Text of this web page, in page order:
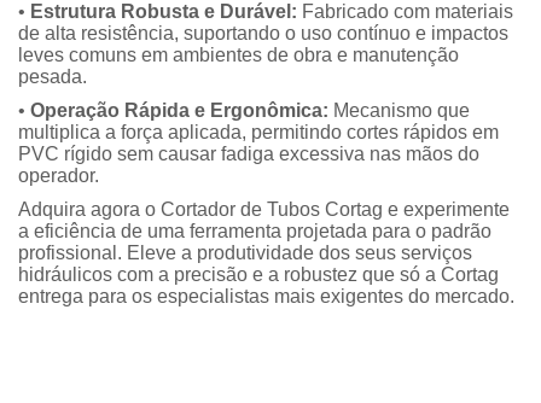
• Estrutura Robusta e Durável: Fabricado com materiais
de alta resistência, suportando o uso contínuo e impactos
leves comuns em ambientes de obra e manutenção
pesada.
• Operação Rápida e Ergonômica: Mecanismo que
multiplica a força aplicada, permitindo cortes rápidos em
PVC rígido sem causar fadiga excessiva nas mãos do
operador.
Adquira agora o Cortador de Tubos Cortag e experimente
a eficiência de uma ferramenta projetada para o padrão
profissional. Eleve a produtividade dos seus serviços
hidráulicos com a precisão e a robustez que só a Cortag
entrega para os especialistas mais exigentes do mercado.